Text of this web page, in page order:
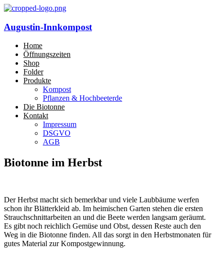
Augustin-Innkompost
Home
Öffnungszeiten
Shop
Folder
Produkte
Kompost
Pflanzen & Hochbeeterde
Die Biotonne
Kontakt
Impressum
DSGVO
AGB
Biotonne im Herbst
Der Herbst macht sich bemerkbar und viele Laubbäume werfen
schon ihr Blätterkleid ab. Im heimischen Garten stehen die ersten
Strauchschnittarbeiten an und die Beete werden langsam geräumt.
Es gibt noch reichlich Gemüse und Obst, dessen Reste auch den
Weg in die Biotonne finden. All das sorgt in den Herbstmonaten für
gutes Material zur Kompostgewinnung.